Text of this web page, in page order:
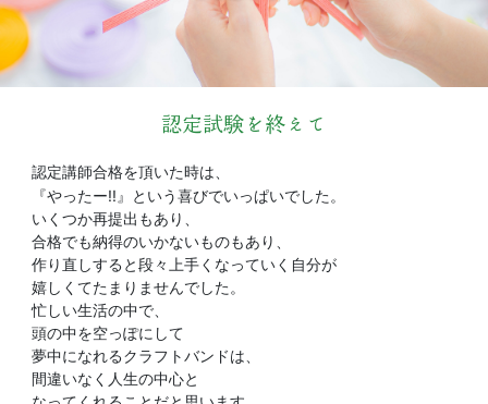
ー
認定試験を終えて
認定講師合格を頂いた時は、
『やったー!!』という喜びでいっぱいでした。
いくつか再提出もあり、
合格でも納得のいかないものもあり、
作り直しすると段々上手くなっていく自分が
嬉しくてたまりませんでした。
忙しい生活の中で、
頭の中を空っぽにして
夢中になれるクラフトバンドは、
間違いなく人生の中心と